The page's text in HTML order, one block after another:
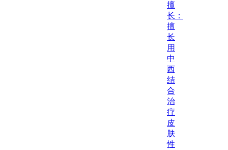
擅
长：
擅
长
用
中
西
结
合
治
疗
皮
肤
性